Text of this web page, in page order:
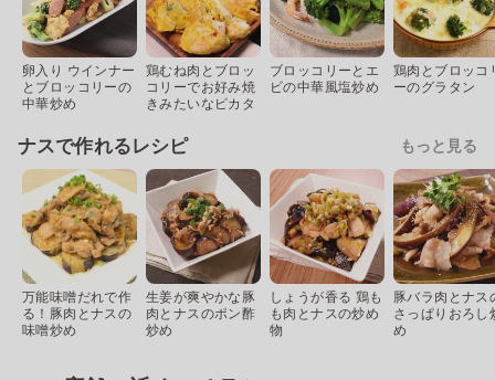
卵入り ウインナー
とブロッコリーの
中華炒め
鶏むね肉とブロッ
コリーでお好み焼
きみたいなピカタ
ブロッコリーとエ
ビの中華風塩炒め
鶏肉とブロッコ
ーのグラタン
ナスで作れるレシピ もっと見る
万能味噌だれで作
る！豚肉とナスの
味噌炒め
生姜が爽やかな豚
肉とナスのポン酢
炒め
しょうが香る 鶏も
も肉とナスの炒め
物
豚バラ肉とナス
さっぱりおろし
め